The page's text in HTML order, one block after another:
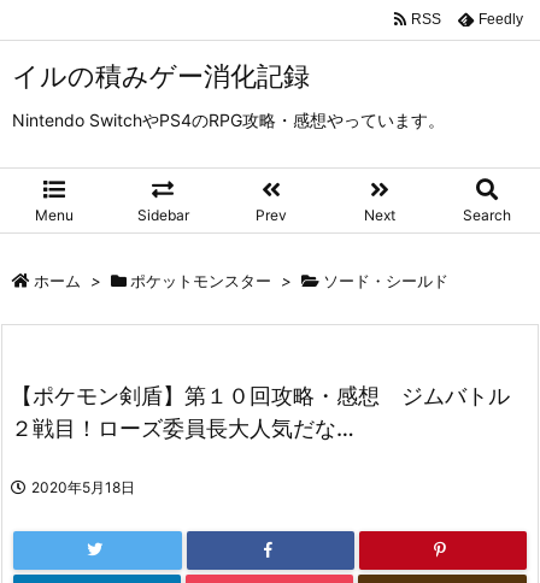
イルの積みゲー消化記録
Nintendo SwitchやPS4のRPG攻略・感想やっています。
Menu Sidebar Prev Next Search
RSS Feedly
ホーム > ポケットモンスター > ソード・シールド
【ポケモン剣盾】第１０回攻略・感想 ジムバトル
２戦目！ローズ委員長大人気だな…
2020年5月18日